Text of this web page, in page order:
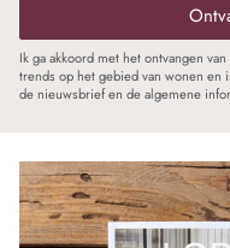
Ik ga akkoord met het ontvangen
trends op het gebied van wonen en
de nieuwsbrief en de algemene